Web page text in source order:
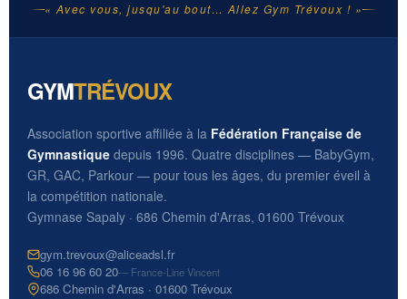
« Avec vous, jusqu'au bout… Allez Gym Trévoux ! »
GYMTRÉVOUX
Association sportive affiliée à la Fédération Française de
Gymnastique depuis 1996. Quatre disciplines — BabyGym,
GR, GAC, Parkour — pour tous les âges, du premier éveil à
la compétition nationale.
Gymnase Sapaly · 686 Chemin d'Arras, 01600 Trévoux
gym.trevoux@aliceadsl.fr
06 16 96 60 20— France-Line Vincent
686 Chemin d'Arras · 01600 Trévoux